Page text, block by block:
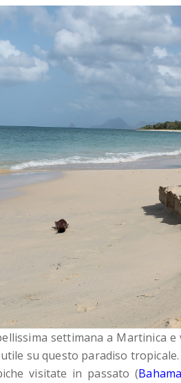
settimana a Martinica
su questo paradiso tropicale.
visitate in passato (